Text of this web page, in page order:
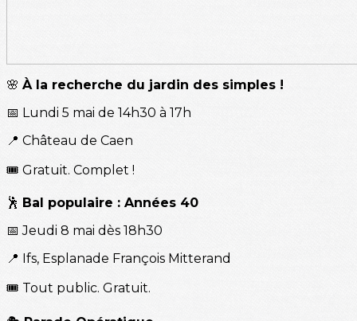
🌸 À la recherche du jardin des simples !
📅 Lundi 5 mai de 14h30 à 17h
📍 Château de Caen
🎟️ Gratuit. Complet !
🕺 Bal populaire : Années 40
📅 Jeudi 8 mai dès 18h30
📍 Ifs, Esplanade François Mitterand
🎟️ Tout public. Gratuit.